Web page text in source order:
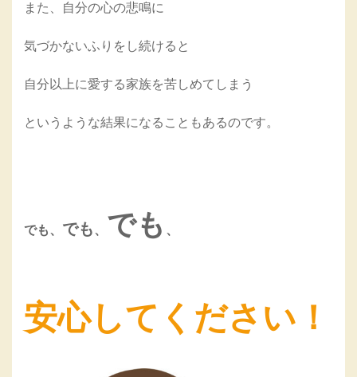
また、自分の心の悲鳴に
気づかないふりをし続けると
自分以上に愛する家族を苦しめてしまう
というような結果になることもあるのです。
でも、 でも、 でも 、
安心してください！